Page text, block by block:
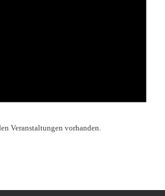
Veranstaltungen vorhanden.